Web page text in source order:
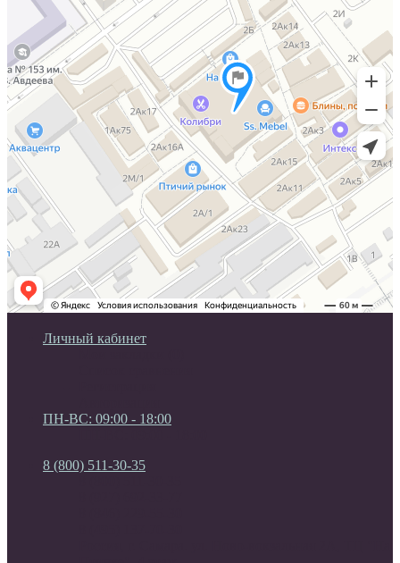
Личный кабинет
ПН-ВС: 09:00 - 18:00
8 (800) 511-30-35